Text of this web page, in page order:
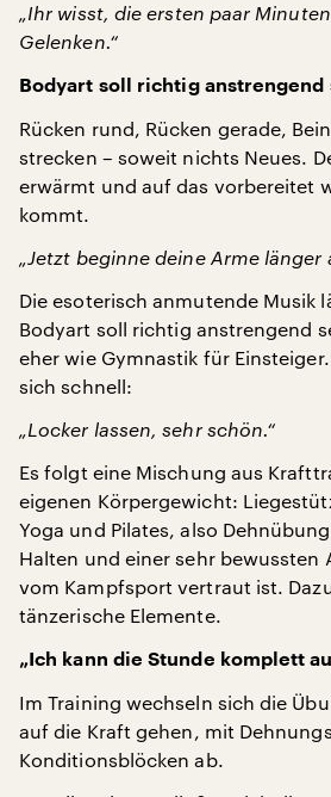
„Ihr wisst, die ersten paar
Gelenken.“
Bodyart soll richtig anstrengend
Rücken rund, Rücken gerade,
strecken – soweit nichts Neues.
erwärmt und auf das vorbereitet
kommt.
„Jetzt beginne deine Arme länger
Die esoterisch anmutende Musik
Bodyart soll richtig anstrengend
eher wie Gymnastik für
sich schnell:
„Locker lassen, sehr schön.“
Es folgt eine Mischung aus
eigenen Körpergewicht:
Yoga und Pilates, also
Halten und einer sehr bewussten
vom Kampfsport vertraut ist.
tänzerische Elemente.
„Ich kann die Stunde komplett
Im Training wechseln sich die
auf die Kraft gehen, mit
Konditionsblöcken ab.